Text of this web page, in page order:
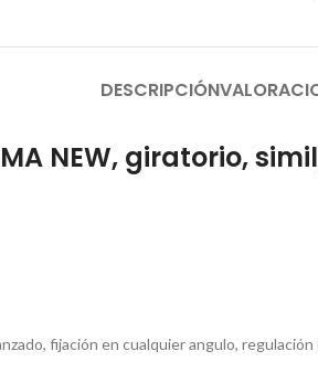
DESCRIPCIÓN
NEW, giratorio,
fijación en cualquier angulo,